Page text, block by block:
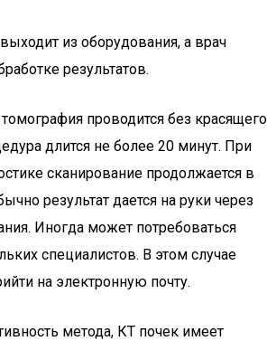
из оборудования, а врач
результатов.
проводится без красящего
длится не более 20 минут. При
сканирование продолжается в
результат дается на руки через
Иногда может потребоваться
специалистов. В этом случае
на электронную почту.
метода, КТ почек имеет